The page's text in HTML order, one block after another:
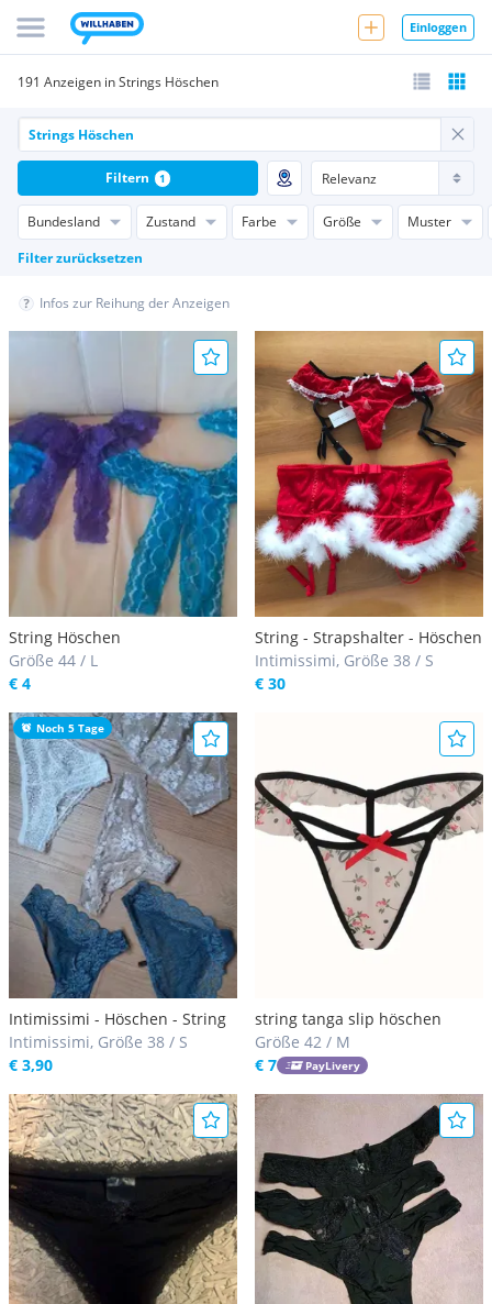
Einloggen
191 Anzeigen in Strings Höschen
Bundesland Zustand Farbe Größe
Muster
Filter zurücksetzen
Filtern 1
Infos zur Reihung der Anzeigen
String Höschen
Größe 44 / L
€ 4
String - Strapshalter - Höschen
Intimissimi, Größe 38 / S
€ 30
Noch 5 Tage
Intimissimi - Höschen - String
Intimissimi, Größe 38 / S
€ 3,90
string tanga slip höschen
Größe 42 / M
€ 7
PayLivery